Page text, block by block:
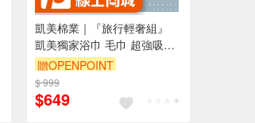
凱美棉業｜『旅行輕奢組』
凱美獨家浴巾 毛巾 超強吸水
浴帽 出遊必備組合
贈OPENPOINT
$ 999
$649